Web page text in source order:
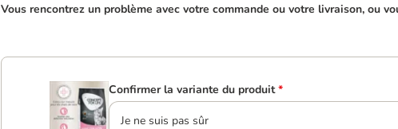
Vous rencontrez un problème avec votre commande ou votre livraison, ou
Confirmer la variante du produit *
Je ne suis pas sûr